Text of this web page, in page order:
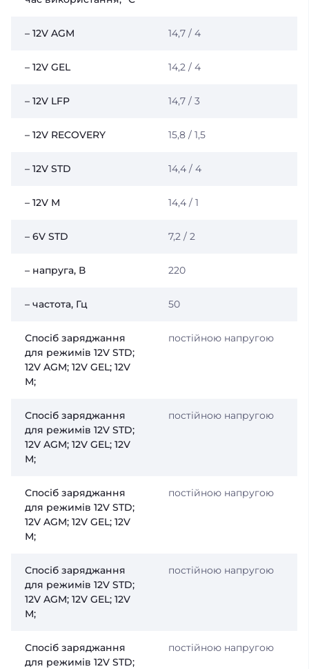
– 12V AGM 14,7 / 4
– 12V GEL 14,2 / 4
– 12V LFP 14,7 / 3
– 12V RECOVERY 15,8 / 1,5
– 12V STD 14,4 / 4
– 12V М 14,4 / 1
– 6V STD 7,2 / 2
– напруга, В 220
– частота, Гц 50
Спосіб заряджання
для режимів 12V STD;
12V AGM; 12V GEL; 12V
М;
постійною напругою
Спосіб заряджання
для режимів 12V STD;
12V AGM; 12V GEL; 12V
М;
постійною напругою
Спосіб заряджання
для режимів 12V STD;
12V AGM; 12V GEL; 12V
М;
постійною напругою
Спосіб заряджання
для режимів 12V STD;
12V AGM; 12V GEL; 12V
М;
постійною напругою
Спосіб заряджання
для режимів 12V STD;
постійною напругою